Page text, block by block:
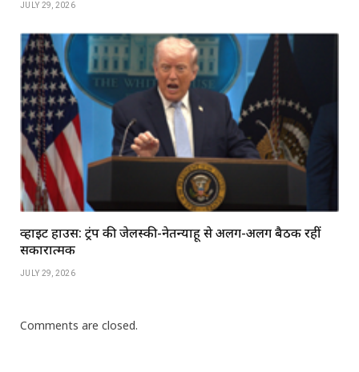
JULY 29, 2026
व्हाइट हाउस: ट्रंप की जेलेंस्की-नेतन्याहू से अलग-अलग बैठकें रहीं
सकारात्मक
JULY 29, 2026
Comments are closed.